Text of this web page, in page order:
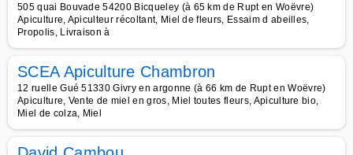
505 quai Bouvade 54200 Bicqueley (à 65 km de Rupt en Woëvre)
Apiculture, Apiculteur récoltant, Miel de fleurs, Essaim d abeilles,
Propolis, Livraison à
SCEA Apiculture Chambron
12 ruelle Gué 51330 Givry en argonne (à 66 km de Rupt en Woëvre)
Apiculture, Vente de miel en gros, Miel toutes fleurs, Apiculture bio,
Miel de colza, Miel